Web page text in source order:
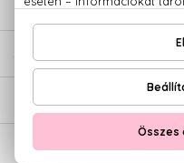
ÉRTÉKELÉSEK (0)